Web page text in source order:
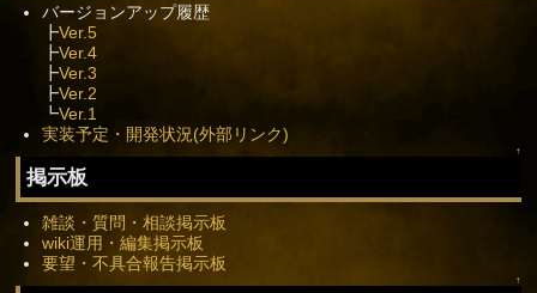
バージョンアップ履歴
┣Ver.5
┣Ver.4
┣Ver.3
┣Ver.2
┗Ver.1
実装予定・開発状況(外部リンク)
↑
掲示板
雑談・質問・相談掲示板
wiki運用・編集掲示板
要望・不具合報告掲示板
↑